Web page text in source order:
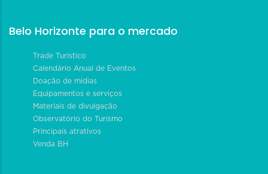
Belo Horizonte para o mercado
Trade Turístico
Calendário Anual de Eventos
Doação de mídias
Equipamentos e serviços
Materiais de divulgação
Observatório do Turismo
Principais atrativos
Venda BH